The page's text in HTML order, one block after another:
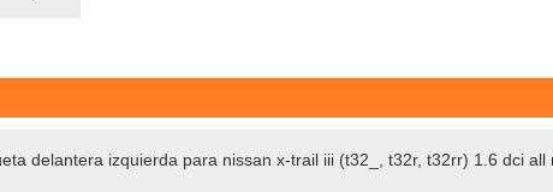
delantera izquierda para nissan x-trail iii (t32_, t32r, t32rr) 1.6 dci all